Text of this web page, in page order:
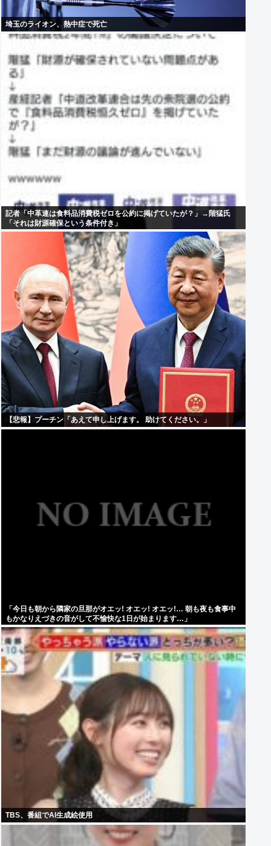
埼玉のライオン、熱中症で死亡
記者「中革連は食料品消費税ゼロを公約に掲げていたが？」→階猛氏
「それは財源確保という条件付き」
【悲報】プーチン「あえて申し上げます。 助けてください。」
「今日も朝から隣家の旦那がオエッ! オエッ! オエッ!… 朝も夜も食事中
もかなりえづきの音がして不愉快な1日が始まります…」
TBS、番組でAI生成絵使用